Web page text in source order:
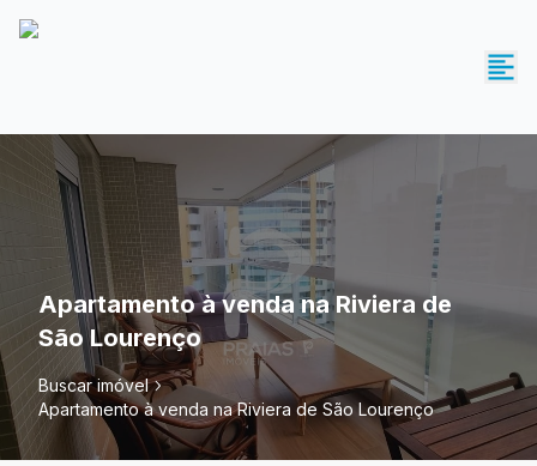
Apartamento à venda na Riviera de
São Lourenço
Buscar imóvel
Apartamento à venda na Riviera de São Lourenço